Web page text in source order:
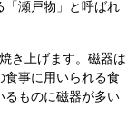
「瀬戸物」と呼ばれ
き上げます。磁器は
食事に用いられる食
るものに磁器が多い